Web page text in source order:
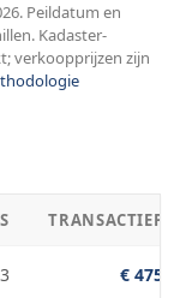
Peildatum en
Kadaster-
verkoopprijzen zijn
€